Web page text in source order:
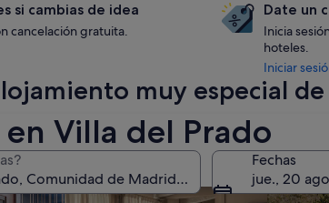
Villa del Prado
Fechas
jue., 20
si cambias de idea
cancelación gratuita.
Date un
Inicia
hoteles.
Iniciar
muy especial
aceptan mascotas
Buscar apartamentos Buscar